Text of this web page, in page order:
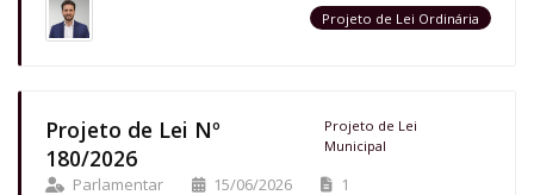
Projeto de Lei Ordinária
Projeto de Lei Nº
180/2026
Projeto de Lei
Municipal
Parlamentar 15/06/2026 1